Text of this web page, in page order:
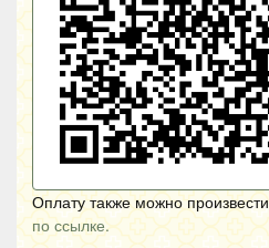
Оплату также можно произвести
по ссылке.